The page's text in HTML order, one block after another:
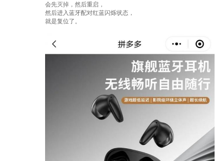
会先灭掉，然后重启，
然后进入蓝牙配对红蓝闪烁状态，
就是复位了。